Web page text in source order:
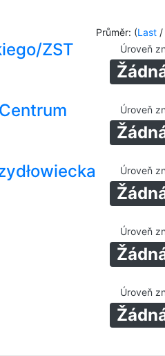
Průměr: (Last/
ZST Úroveň
Úroveň
Úroveň
Úroveň
Úroveň